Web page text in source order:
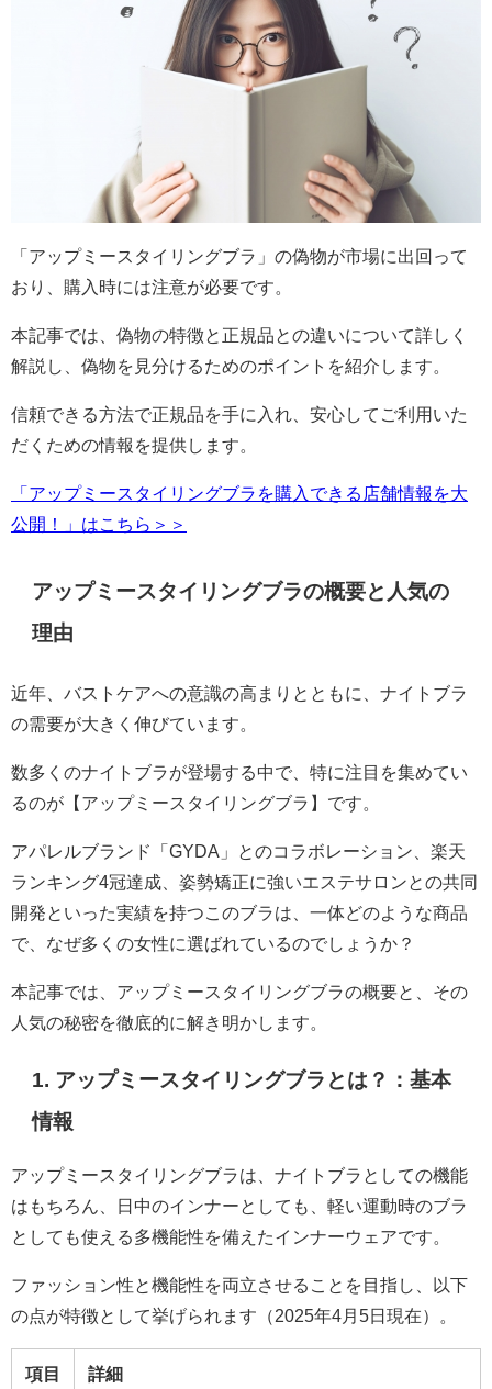
「アップミースタイリングブラ」の偽物が市場に出回って
おり、購入時には注意が必要です。
本記事では、偽物の特徴と正規品との違いについて詳しく
解説し、偽物を見分けるためのポイントを紹介します。
信頼できる方法で正規品を手に入れ、安心してご利用いた
だくための情報を提供します。
「アップミースタイリングブラを購入できる店舗情報を大
公開！」はこちら＞＞
アップミースタイリングブラの概要と人気の
理由
近年、バストケアへの意識の高まりとともに、ナイトブラ
の需要が大きく伸びています。
数多くのナイトブラが登場する中で、特に注目を集めてい
るのが【アップミースタイリングブラ】です。
アパレルブランド「GYDA」とのコラボレーション、楽天
ランキング4冠達成、姿勢矯正に強いエステサロンとの共同
開発といった実績を持つこのブラは、一体どのような商品
で、なぜ多くの女性に選ばれているのでしょうか？
本記事では、アップミースタイリングブラの概要と、その
人気の秘密を徹底的に解き明かします。
1. アップミースタイリングブラとは？：基本
情報
アップミースタイリングブラは、ナイトブラとしての機能
はもちろん、日中のインナーとしても、軽い運動時のブラ
としても使える多機能性を備えたインナーウェアです。
ファッション性と機能性を両立させることを目指し、以下
の点が特徴として挙げられます（2025年4月5日現在）。
項目 詳細